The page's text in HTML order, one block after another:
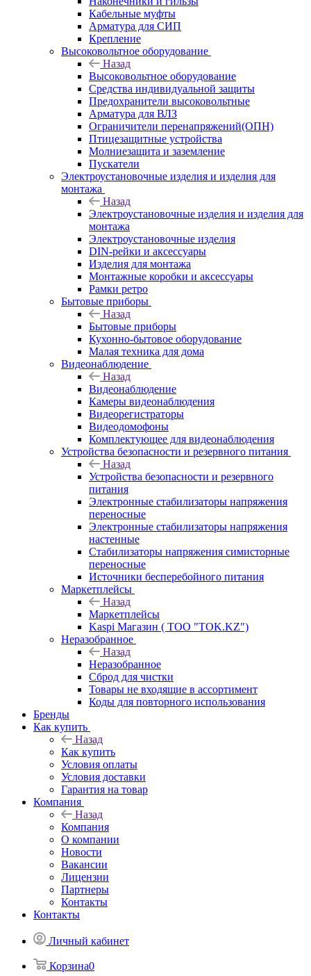
Кабельные муфты
Арматура для СИП
Крепление
Высоковольтное оборудование
Назад
Высоковольтное оборудование
Средства индивидуальной защиты
Предохранители высоковольтные
Арматура для ВЛЗ
Ограничители перенапряжений(ОПН)
Птицезащитные устройства
Молниезащита и заземление
Пускатели
Электроустановочные изделия и изделия для
монтажа
Назад
Электроустановочные изделия и изделия для
монтажа
Электроустановочные изделия
DIN-рейки и аксессуары
Изделия для монтажа
Монтажные коробки и аксессуары
Рамки ретро
Бытовые приборы
Назад
Бытовые приборы
Кухонно-бытовое оборудование
Малая техника для дома
Видеонаблюдение
Назад
Видеонаблюдение
Камеры видеонаблюдения
Видеорегистраторы
Видеодомофоны
Комплектующее для видеонаблюдения
Устройства безопасности и резервного питания
Назад
Устройства безопасности и резервного
питания
Электронные стабилизаторы напряжения
переносные
Электронные стабилизаторы напряжения
настенные
Стабилизаторы напряжения симисторные
переносные
Источники бесперебойного питания
Маркетплейсы
Назад
Маркетплейсы
Kaspi Магазин ( ТОО "TOK.KZ")
Неразобранное
Назад
Неразобранное
Сброд для чистки
Товары не входящие в ассортимент
Коды для повторного использования
Бренды
Как купить
Назад
Как купить
Условия оплаты
Условия доставки
Гарантия на товар
Компания
Назад
Компания
О компании
Новости
Вакансии
Лицензии
Партнеры
Контакты
Контакты
Личный кабинет
Корзина0